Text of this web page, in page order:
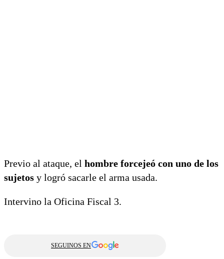
Previo al ataque, el hombre forcejeó con uno de los
sujetos y logró sacarle el arma usada.
Intervino la Oficina Fiscal 3.
SEGUINOS EN